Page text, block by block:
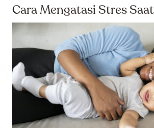
Cara Mengatasi Stres